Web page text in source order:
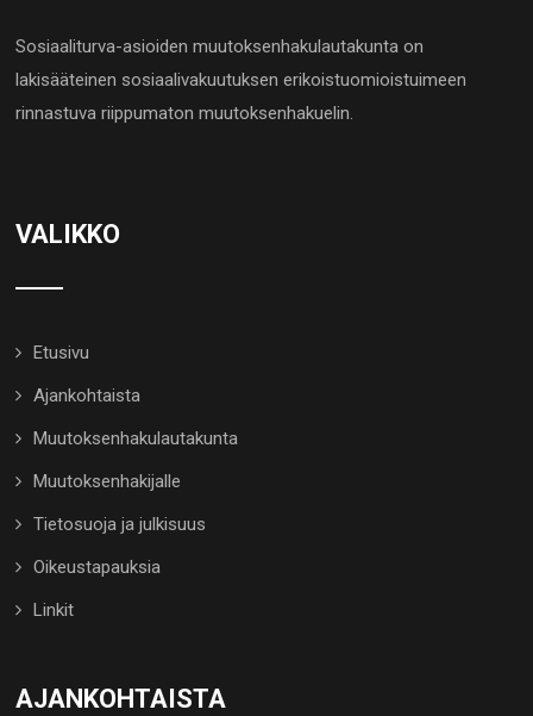
Sosiaaliturva-asioiden muutoksenhakulautakunta on
lakisääteinen sosiaalivakuutuksen erikoistuomioistuimeen
rinnastuva riippumaton muutoksenhakuelin.
VALIKKO
Etusivu
Ajankohtaista
Muutoksenhakulautakunta
Muutoksenhakijalle
Tietosuoja ja julkisuus
Oikeustapauksia
Linkit
AJANKOHTAISTA